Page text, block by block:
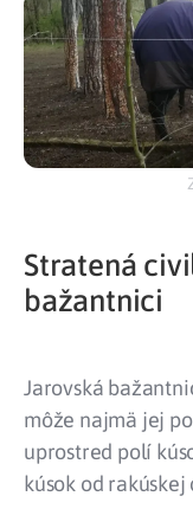
Stratená
bažantnici
Jarovská
môže najmä jej
uprostred polí
kúsok od